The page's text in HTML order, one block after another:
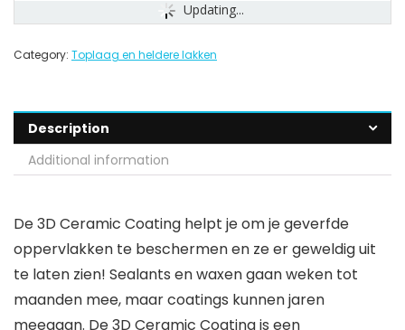
Updating...
Category: Toplaag en heldere lakken
Description
Additional information
De 3D Ceramic Coating helpt je om je geverfde
oppervlakken te beschermen en ze er geweldig uit
te laten zien! Sealants en waxen gaan weken tot
maanden mee, maar coatings kunnen jaren
meegaan. De 3D Ceramic Coating is een